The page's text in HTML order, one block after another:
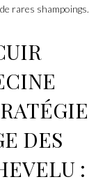
rares shampoings.
DES
: